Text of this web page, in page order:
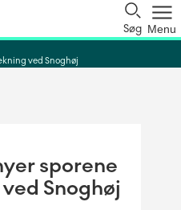
Søg Menu
ved Snoghøj
sporene
Snoghøj